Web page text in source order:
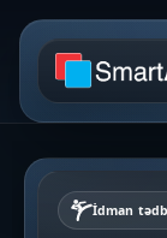
İdman